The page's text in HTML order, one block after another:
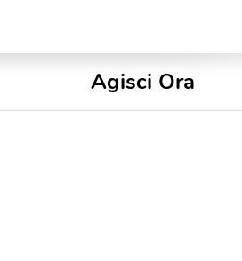
Agisci Ora